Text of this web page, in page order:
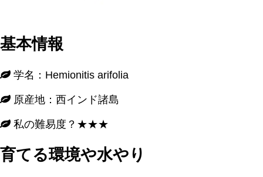
基本情報
学名：Hemionitis arifolia
原産地：西インド諸島
私の難易度？★★★
育てる環境や水やり